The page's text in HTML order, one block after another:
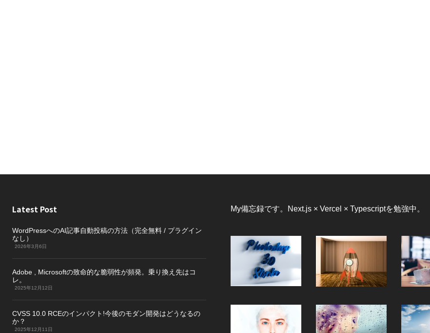
Latest Post
WordPressへのAI記事自動投稿の方法（完全無料 / プラグイン
なし）
2026年3月6日
Adobe , Microsoftの致命的な脆弱性が頻発。乗り換え先はコ
レ。
2025年12月12日
CVSS 10.0 RCEのインパクト!今後のモダン開発はどうなるの
か？
2025年12月11日
My備忘録です。Next.js × Vercel × Typescriptを勉強中。